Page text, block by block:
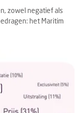
zowel negatief als
het Maritim